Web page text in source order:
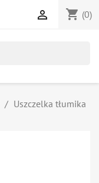
shopping_cart (0)

Uszczelka tłumika